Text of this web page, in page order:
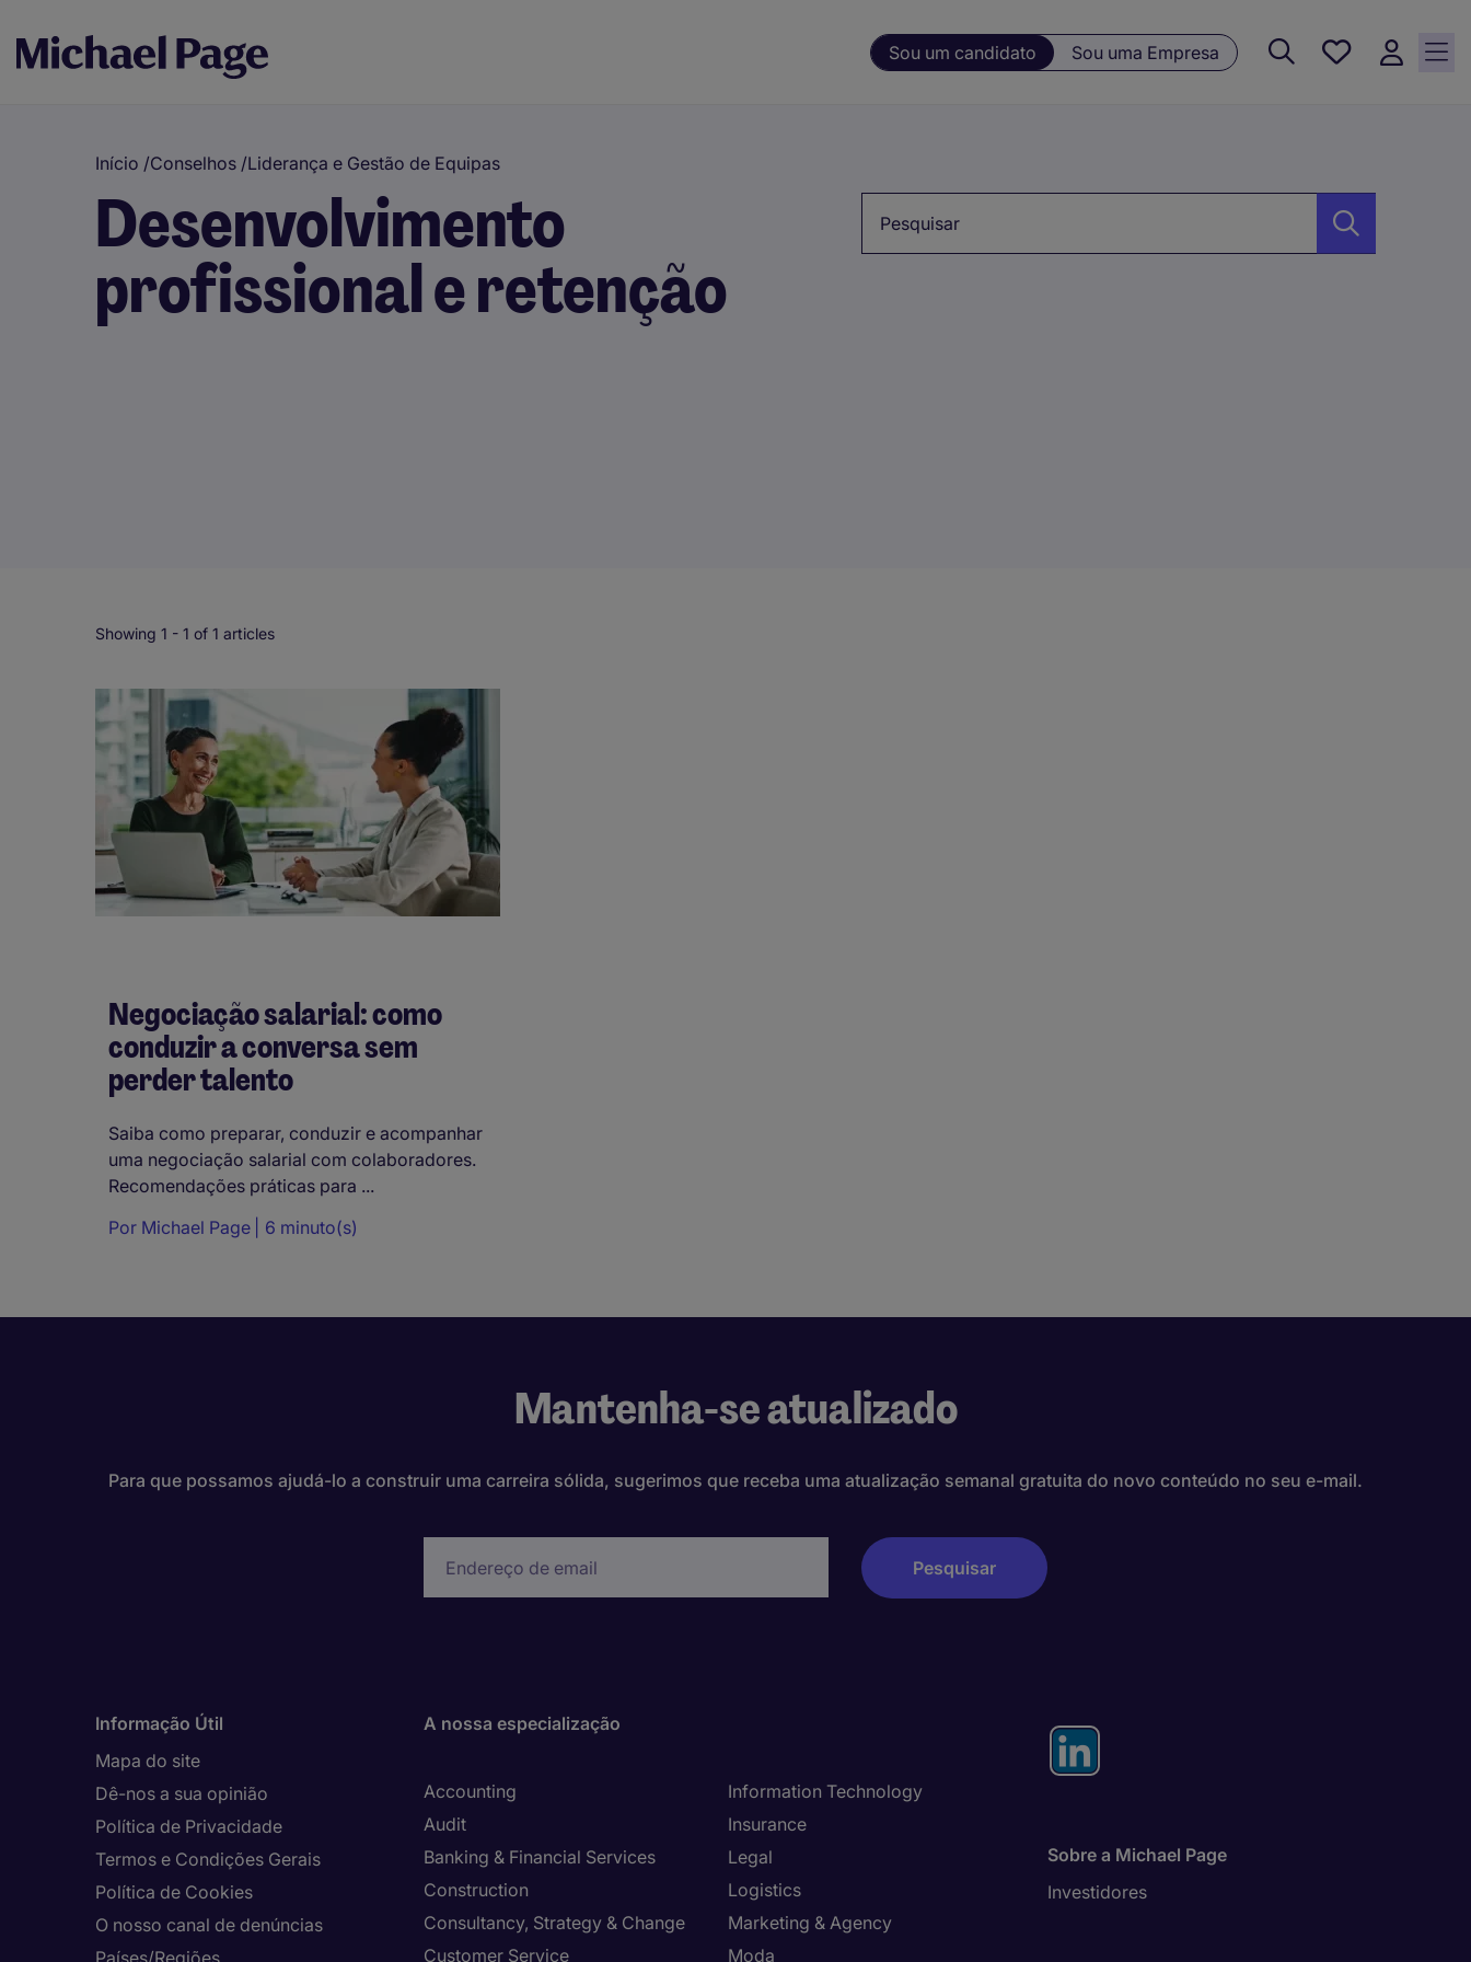
Sou um candidato Sou uma Empresa
Guardar, 0
Início /Conselhos /Liderança e Gestão de Equipas
Desenvolvimento
profissional e retenção
Showing 1 - 1 of 1 articles
Negociação salarial: como
conduzir a conversa sem
perder talento
Saiba como preparar, conduzir e acompanhar
uma negociação salarial com colaboradores.
Recomendações práticas para ...
Por Michael Page 6 minuto(s)
Mantenha-se atualizado
Para que possamos ajudá-lo a construir uma carreira sólida, sugerimos que receba uma atualização semanal gratuita do novo conteúdo no seu e-mail.
Informação Útil
Mapa do site
Dê-nos a sua opinião
Política de Privacidade
Termos e Condições Gerais
Política de Cookies
O nosso canal de denúncias
A nossa especialização
Accounting
Audit
Banking & Financial Services
Construction
Consultancy, Strategy & Change
Customer Service
Information Technology
Insurance
Legal
Logistics
Marketing & Agency
Moda
Sobre a Michael Page
Investidores